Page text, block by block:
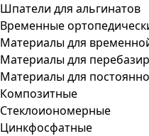
Шпатели для альгинатов
Временные
Материалы для
Материалы для
Материалы для
Композитные
Стеклоиономерные
Цинкфосфатные